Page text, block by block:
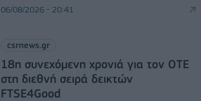
06/08/2026 - 20:41
csrnews.gr
18η συνεχόμενη χρονιά για τον ΟΤΕ
στη διεθνή σειρά δεικτών
FTSE4Good